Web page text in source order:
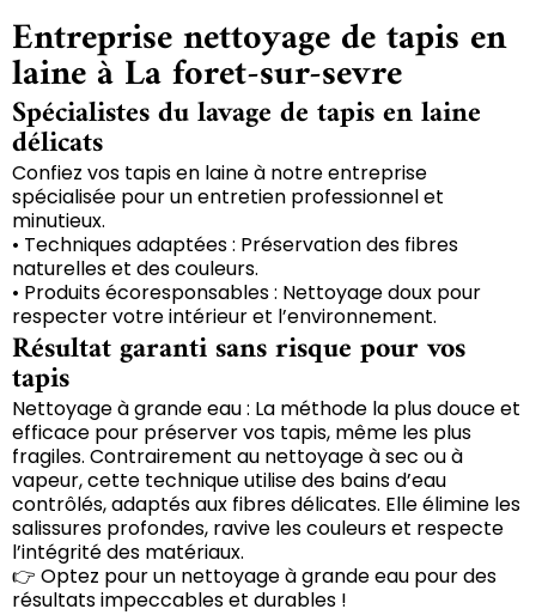
Entreprise nettoyage de tapis en
laine à La foret-sur-sevre
Spécialistes du lavage de tapis en laine
délicats
Confiez vos tapis en laine à notre entreprise
spécialisée pour un entretien professionnel et
minutieux.
• Techniques adaptées : Préservation des fibres
naturelles et des couleurs.
• Produits écoresponsables : Nettoyage doux pour
respecter votre intérieur et l’environnement.
Résultat garanti sans risque pour vos
tapis
Nettoyage à grande eau : La méthode la plus douce et
efficace pour préserver vos tapis, même les plus
fragiles. Contrairement au nettoyage à sec ou à
vapeur, cette technique utilise des bains d’eau
contrôlés, adaptés aux fibres délicates. Elle élimine les
salissures profondes, ravive les couleurs et respecte
l’intégrité des matériaux.
👉 Optez pour un nettoyage à grande eau pour des
résultats impeccables et durables !